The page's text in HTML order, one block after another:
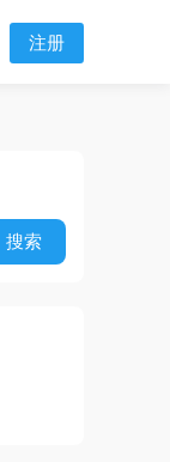
注册